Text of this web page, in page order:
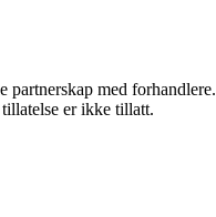
med forhandlere.
er ikke tillatt.